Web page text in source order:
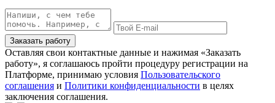
Заказать работу
Оставляя свои контактные данные и нажимая «Заказать
работу», я соглашаюсь пройти процедуру регистрации на
Платформе, принимаю условия Пользовательского
соглашения и Политики конфиденциальности в целях
заключения соглашения.